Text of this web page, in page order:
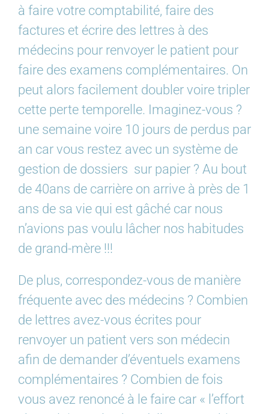
à faire votre comptabilité, faire des
factures et écrire des lettres à des
médecins pour renvoyer le patient pour
faire des examens complémentaires. On
peut alors facilement doubler voire tripler
cette perte temporelle. Imaginez-vous ?
une semaine voire 10 jours de perdus par
an car vous restez avec un système de
gestion de dossiers sur papier ? Au bout
de 40ans de carrière on arrive à près de 1
ans de sa vie qui est gâché car nous
n’avions pas voulu lâcher nos habitudes
de grand-mère !!!
De plus, correspondez-vous de manière
fréquente avec des médecins ? Combien
de lettres avez-vous écrites pour
renvoyer un patient vers son médecin
afin de demander d’éventuels examens
complémentaires ? Combien de fois
vous avez renoncé à le faire car « l’effort